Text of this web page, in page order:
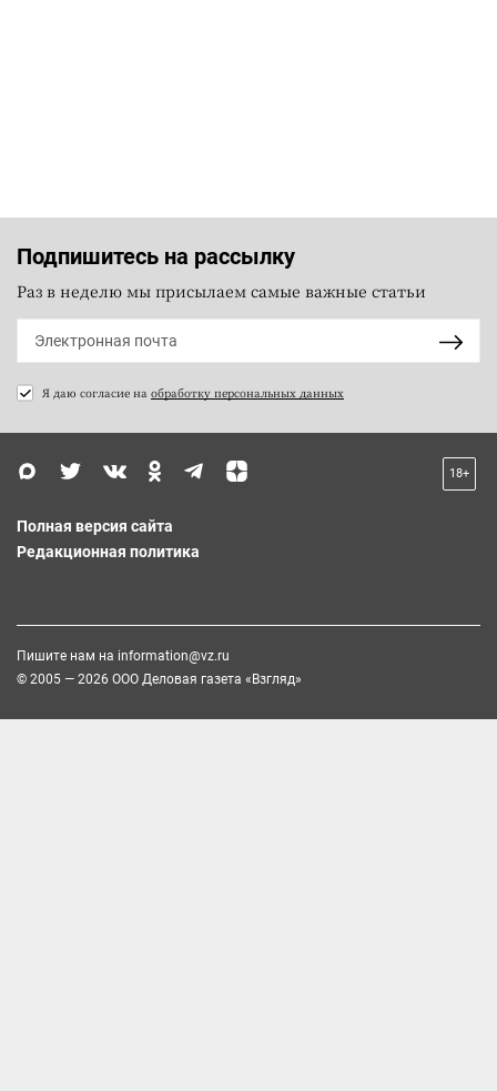
Подпишитесь на рассылку
Раз в неделю мы присылаем самые важные статьи
Я даю согласие на обработку персональных данных
18+
Полная версия сайта
Редакционная политика
Пишите нам на information@vz.ru
© 2005 — 2026 ООО Деловая газета «Взгляд»